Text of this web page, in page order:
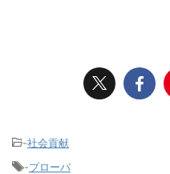
-社会貢献
-プローバ